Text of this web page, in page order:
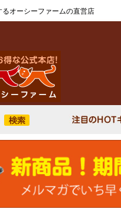
オーシーファームの直営店